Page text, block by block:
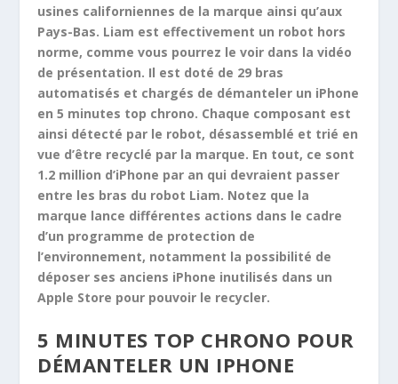
usines californiennes de la marque ainsi qu’aux
Pays-Bas. Liam est effectivement un robot hors
norme, comme vous pourrez le voir dans la vidéo
de présentation. Il est doté de 29 bras
automatisés et chargés de démanteler un iPhone
en 5 minutes top chrono. Chaque composant est
ainsi détecté par le robot, désassemblé et trié en
vue d’être recyclé par la marque. En tout, ce sont
1.2 million d’iPhone par an qui devraient passer
entre les bras du robot Liam. Notez que la
marque lance différentes actions dans le cadre
d’un programme de protection de
l’environnement, notamment la possibilité de
déposer ses anciens iPhone inutilisés dans un
Apple Store pour pouvoir le recycler.
5 MINUTES TOP CHRONO POUR
DÉMANTELER UN IPHONE